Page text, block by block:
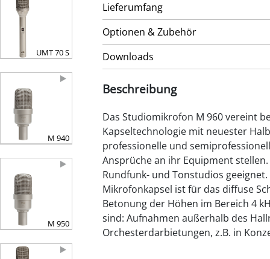
UMT 70 S
M 940
M 950
Lieferumfang
Optionen & Zubehör
Downloads
Beschreibung
Das Studiomikrofon M 960 vereint
Kapseltechnologie mit neuester
professionelle und
Ansprüche an ihr Equipment
Rundfunk- und Tonstudios
Mikrofonkapsel ist für das diffuse
Betonung der Höhen im Bereich 4
sind: Aufnahmen außerhalb des
Orchesterdarbietungen, z.B. in